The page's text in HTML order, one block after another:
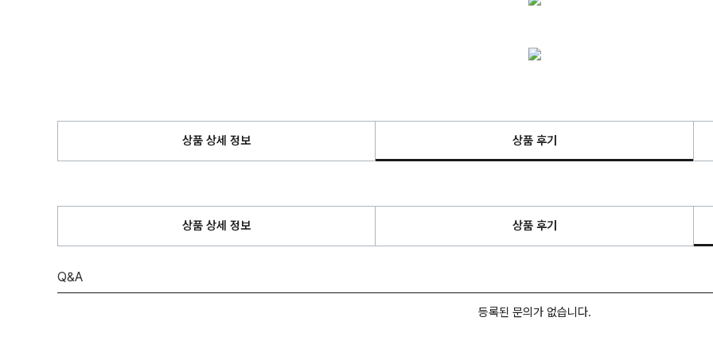
상품 상세 정보 상품 후기
상품 상세 정보 상품 후기
Q&A
등록된 문의가 없습니다.